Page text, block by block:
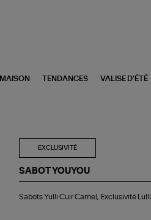
MAISON TENDANCES VALISE D'ÉTÉ
EXCLUSIVITÉ
SABOT YOUYOU
Yulli
Sabots Yulli Cuir Camel, Exclusivité Lulli